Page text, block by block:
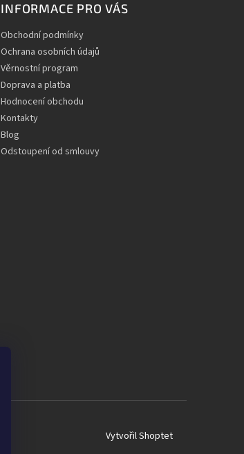
INFORMACE PRO VÁS
Obchodní podmínky
Ochrana osobních údajů
Věrnostní program
Doprava a platba
Hodnocení obchodu
Kontakty
Blog
Odstoupení od smlouvy
Vytvořil Shoptet